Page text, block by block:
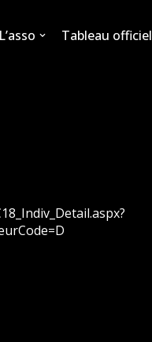
L’asso Tableau officiel